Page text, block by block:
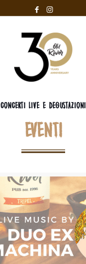
CONCERTI LIVE E DEGUSTAZIONI
EVENTI